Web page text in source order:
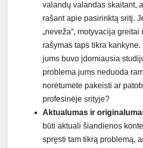
valandų valandas skaitant,
rašant apie pasirinktą sritį.
„neveža“, motyvacija greitai
rašymas taps tikra
jums buvo įdomiausia
problema jums neduoda
norėtumėte pakeisti ar
profesinėje srityje?
Aktualumas ir
būti aktuali šiandienos
spręsti tam tikrą problemą,